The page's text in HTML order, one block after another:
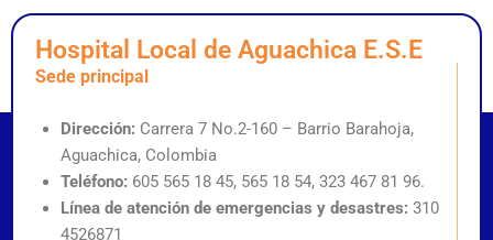
Hospital Local de Aguachica E.S.E
Sede principal
Dirección: Carrera 7 No.2-160 – Barrio Barahoja,
Aguachica, Colombia
Teléfono: 605 565 18 45, 565 18 54, 323 467 81 96.
Línea de atención de emergencias y desastres: 310
4526871